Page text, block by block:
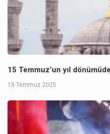
15 Temmuz’un yıl
15 Temmuz 2025